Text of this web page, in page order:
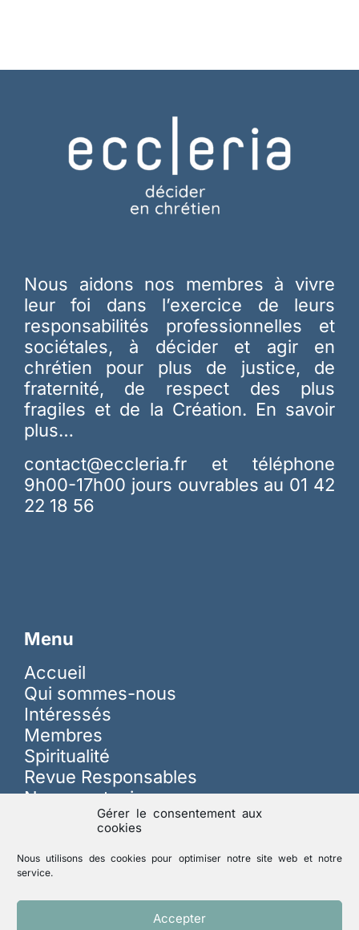
Gérer le consentement aux
cookies
Nous utilisons des cookies pour optimiser notre site web et notre
service.
Accepter
Nous aidons nos membres à vivre
leur foi dans l’exercice de leurs
responsabilités professionnelles et
sociétales, à décider et agir en
chrétien pour plus de justice, de
fraternité, de respect des plus
fragiles et de la Création. En savoir
plus…
contact@eccleria.fr et téléphone
9h00-17h00 jours ouvrables au 01 42
22 18 56
Menu
Accueil
Qui sommes-nous
Intéressés
Membres
Spiritualité
Revue Responsables
Nous soutenir
Lutte contre les abus